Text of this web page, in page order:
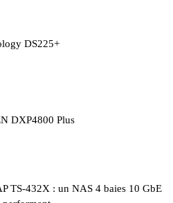
DS225+
DXP4800 Plus
TS-432X : un NAS 4 baies 10 GbE